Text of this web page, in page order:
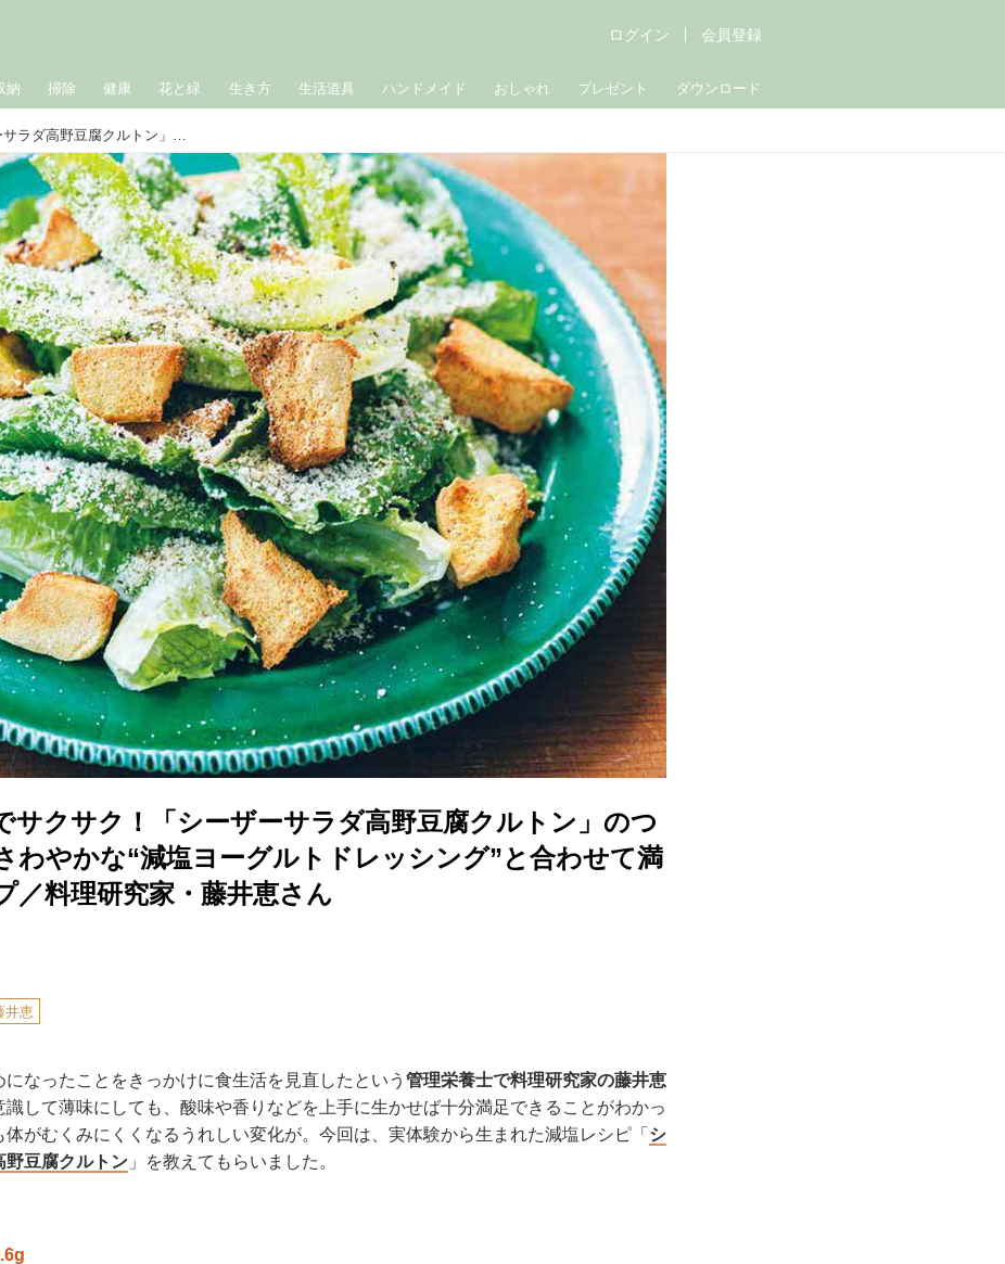
納 掃除 健康 花と緑 生き方 生活道具 ハンドメイド おしゃれ プレゼント ダウンロード
ログイン 会員登録
高野豆腐でサクサク！「シーザーサラダ高野豆腐クルトン」のつくり方。さわやかな“減塩ヨーグルトドレッシング”と合わせて満足度アップ／料理研究家・藤井恵さん
サクサク！「シーザーサラダ高野豆腐クルトン」のつ
わやかな“減塩ヨーグルトドレッシング”と合わせて満
／料理研究家・藤井恵さん
井恵
になったことをきっかけに食生活を見直したという 管理栄養士で料理研究家の藤井恵
識して薄味にしても、酸味や香りなどを上手に生かせば十分満足できることがわかっ
体がむくみにくくなるうれしい変化が。今回は、実体験から生まれた減塩レシピ「 シ
野豆腐クルトン 」を教えてもらいました。